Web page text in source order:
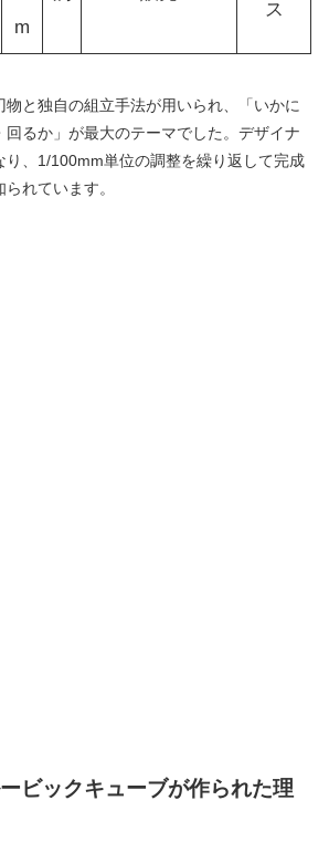
m
ス
物と独自の組立手法が用いられ、「いかに
るか」が最大のテーマでした。デザイナ
り、1/100mm単位の調整を繰り返して完成
れています。
ビックキューブが作られた理